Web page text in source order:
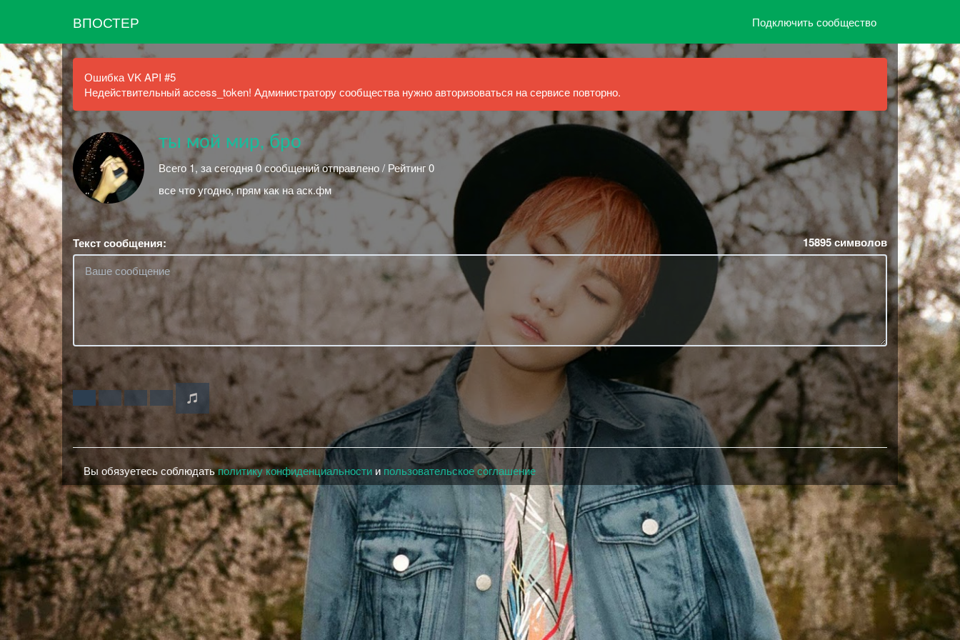
ВПОСТЕР Подключить сообщество
Ошибка VK API #5
Недействительный access_token! Администратору сообщества нужно авторизоваться на сервисе повторно.
ты мой мир, бро
Всего 1, за сегодня 0 сообщений отправлено / Рейтинг 0
все что угодно, прям как на аск.фм
Текст сообщения: 15895символов
Вы обязуетесь соблюдатьполитику конфиденциальности и пользовательское соглашение